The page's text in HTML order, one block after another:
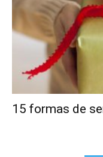
15 formas de